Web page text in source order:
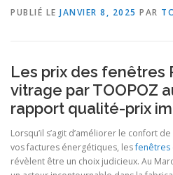
PUBLIÉ LE JANVIER 8, 2025 PAR
Les prix des fenêtres
vitrage par TOOPOZ
rapport qualité-prix
Lorsqu’il s’agit d’améliorer le confort
vos factures énergétiques, lesfenêtres
révèlent être un choix judicieux. Au